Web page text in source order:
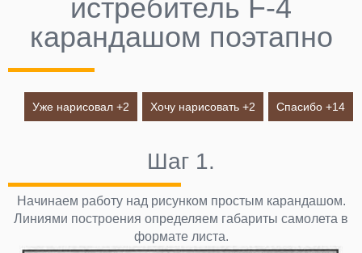
истребитель F-4
карандашом поэтапно
Уже нарисовал +2 Хочу нарисовать +2 Спасибо +14
Шаг 1.
Начинаем работу над рисунком простым карандашом.
Линиями построения определяем габариты самолета в
формате листа.